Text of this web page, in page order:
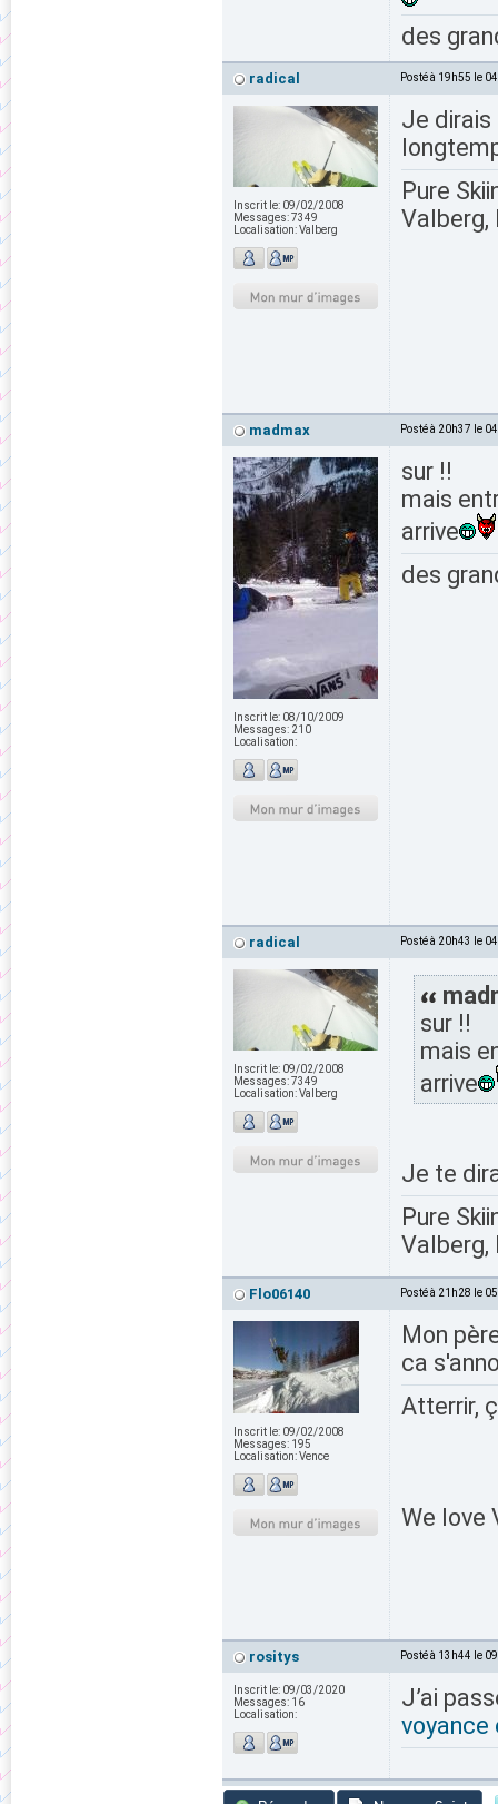
des
radical Posté à 19h55 le
Inscrit le: 09/02/2008
Messages:7349
Localisation:Valberg
Je dirais
Pure
Valberg,
madmax Posté à 20h37 le
Inscrit le: 08/10/2009
Messages: 210
Localisation:
sur !!
mais
arrive
des
radical Posté à 20h43 le
Inscrit le: 09/02/2008
Messages:7349
Localisation:Valberg
sur !!
mais
arrive
Je te
Pure
Valberg,
Flo06140 Posté à 21h28 le
Inscrit le: 09/02/2008
Messages: 195
Localisation:Vence
Mon
ca
Atterrir,
We love
rositys Posté à 13h44 le
Inscrit le: 09/03/2020
Messages: 16
Localisation:
J’ai
voyance